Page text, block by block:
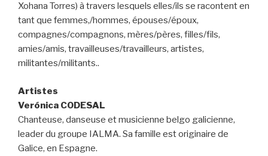
Xohana Torres) à travers lesquels elles/ils se racontent en
tant que femmes,/hommes, épouses/époux,
compagnes/compagnons, mères/pères, filles/fils,
amies/amis, travailleuses/travailleurs, artistes,
militantes/militants..
Artistes
Verónica CODESAL
Chanteuse, danseuse et musicienne belgo galicienne,
leader du groupe IALMA. Sa famille est originaire de
Galice, en Espagne.